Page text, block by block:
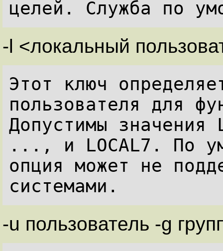
-l <локальный
Этот ключ
пользователя для
Допустимы значения
..., и LOCAL7. По
опция может не
-u пользователь -g